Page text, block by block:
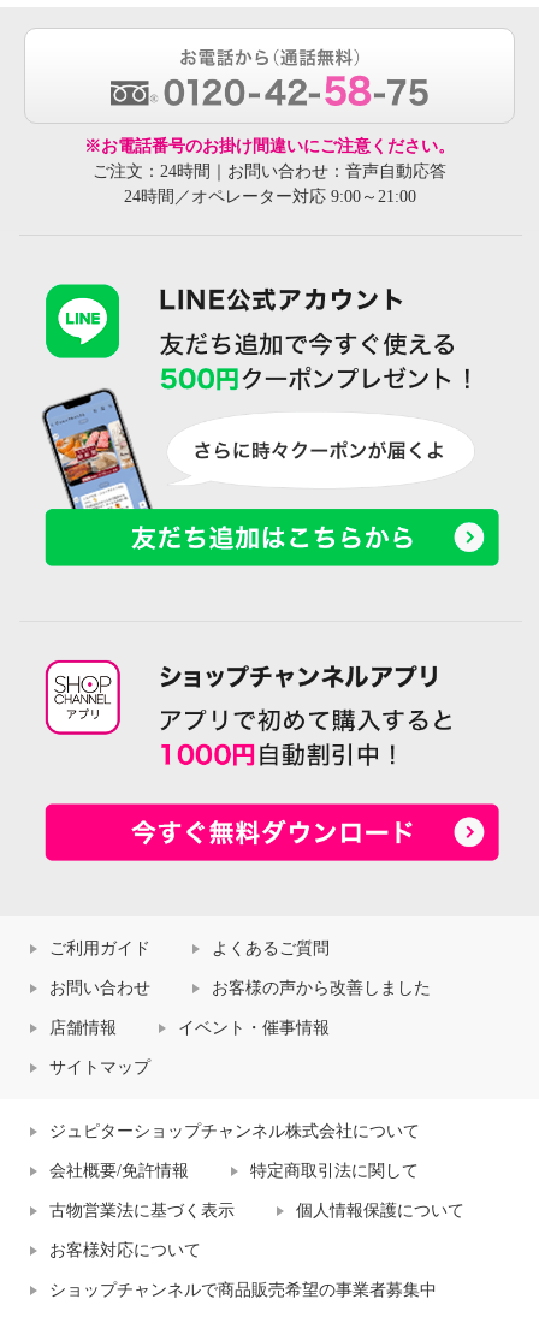
※お電話番号のお掛け間違いにご注意ください。
ご注文：24時間｜お問い合わせ：音声自動応答
24時間／オペレーター対応 9:00～21:00
ご利用ガイド よくあるご質問
お問い合わせ お客様の声から改善しました
店舗情報 イベント・催事情報
サイトマップ
ジュピターショップチャンネル株式会社について
会社概要/免許情報 特定商取引法に関して
古物営業法に基づく表示 個人情報保護について
お客様対応について
ショップチャンネルで商品販売希望の事業者募集中